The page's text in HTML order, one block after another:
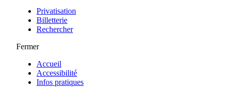
Privatisation
Billetterie
Rechercher
Fermer
Accueil
Accessibilité
Infos pratiques